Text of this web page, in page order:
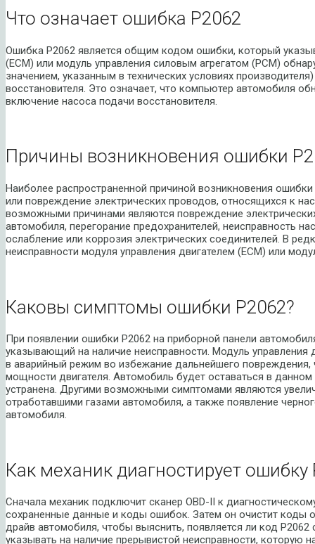
Что означает ошибка P2062
Ошибка P2062 является общим кодом ошибки, который
(ECM) или модуль управления силовым агрегатом (PCM)
значением, указанным в технических условиях
восстановителя. Это означает, что компьютер автомобиля
включение насоса подачи восстановителя.
Причины возникновения ошибки
Наиболее распространенной причиной возникновения
или повреждение электрических проводов, относящихся к
возможными причинами являются повреждение
автомобиля, перегорание предохранителей, неисправность
ослабление или коррозия электрических соединителей. В
неисправности модуля управления двигателем (ECM) или
Каковы симптомы ошибки P2062?
При появлении ошибки P2062 на приборной панели
указывающий на наличие неисправности. Модуль управления
в аварийный режим во избежание дальнейшего
мощности двигателя. Автомобиль будет оставаться в
устранена. Другими возможными симптомами являются
отработавшими газами автомобиля, а также появление
автомобиля.
Как механик диагностирует ошибку
Сначала механик подключит сканер OBD-II к
сохраненные данные и коды ошибок. Затем он очистит коды
драйв автомобиля, чтобы выяснить, появляется ли код
указывать на наличие прерывистой неисправности, которую